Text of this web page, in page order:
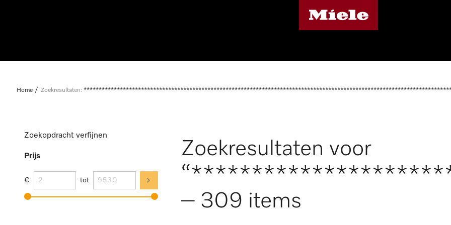
Home Zoekresultaten:
Zoekopdracht verfijnen
Prijs
€ tot
Zoekresultaten voor
– 309 items